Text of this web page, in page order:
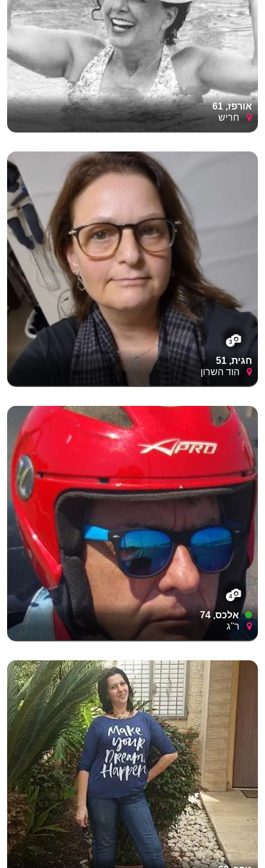
אורפז, 61
חריש
3
חגית, 51
הוד השרון
4
אלכס, 74
ר"ג